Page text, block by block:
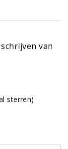
van
sterren)